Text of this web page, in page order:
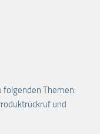
folgenden Themen:
und